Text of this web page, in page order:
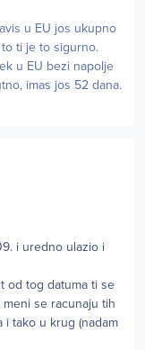
u EU jos ukupno
ti je to sigurno.
u EU bezi napolje
imas jos 52 dana.
i uredno ulazio i
od tog datuma ti se
se racunaju tih
tako u krug (nadam